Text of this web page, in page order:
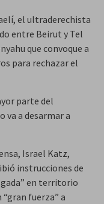
el ultraderechista
entre Beirut y Tel
que convoque a
para rechazar el
parte del
va a desarmar a
Israel Katz,
instrucciones de
en territorio
fuerza” a